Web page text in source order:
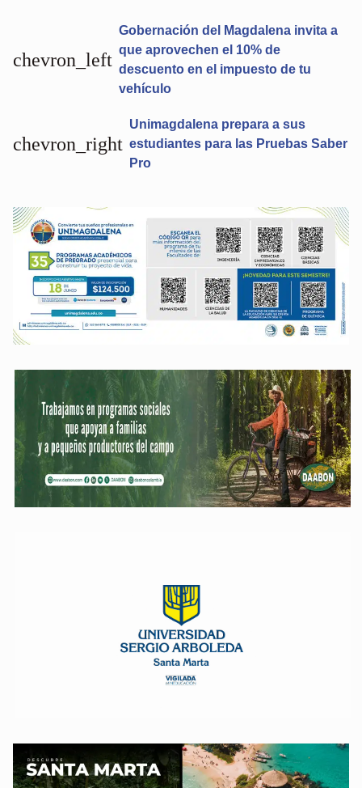
chevron_left
Gobernación del Magdalena invita a
que aprovechen el 10% de
descuento en el impuesto de tu
vehículo
Unimagdalena prepara a sus
estudiantes para las Pruebas Saber
Pro
chevron_right